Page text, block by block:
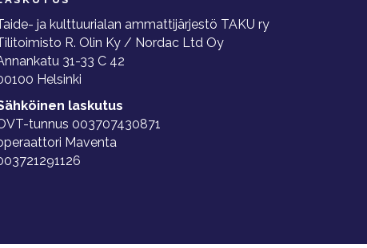
ja kulttuurialan ammattijärjestö TAKU ry
R. Olin Ky / Nordac Ltd Oy
31-33 C 42
Helsinki
laskutus
tunnus 003707430871
Maventa